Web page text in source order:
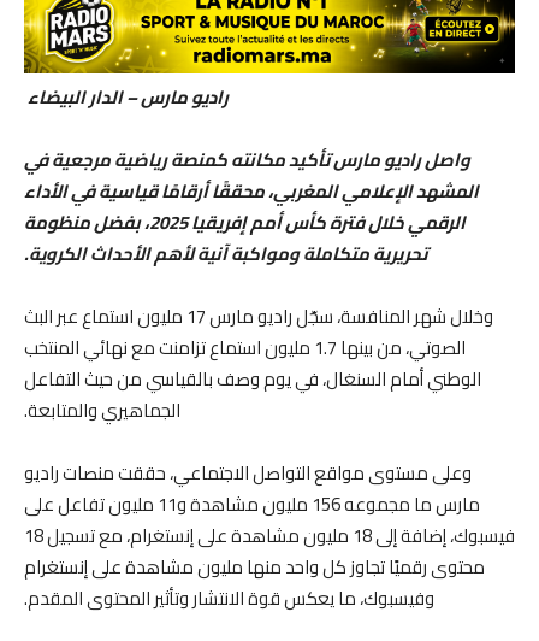
راديو مارس – الدار البيضاء
واصل راديو مارس تأكيد مكانته كمنصة رياضية مرجعية في
المشهد الإعلامي المغربي، محققًا أرقامًا قياسية في الأداء
الرقمي خلال فترة كأس أمم إفريقيا 2025، بفضل منظومة
تحريرية متكاملة ومواكبة آنية لأهم الأحداث الكروية.
وخلال شهر المنافسة، سجّل راديو مارس 17 مليون استماع عبر البث
الصوتي، من بينها 1.7 مليون استماع تزامنت مع نهائي المنتخب
الوطني أمام السنغال، في يوم وصف بالقياسي من حيث التفاعل
الجماهيري والمتابعة.
وعلى مستوى مواقع التواصل الاجتماعي، حققت منصات راديو
مارس ما مجموعه 156 مليون مشاهدة و11 مليون تفاعل على
فيسبوك، إضافة إلى 18 مليون مشاهدة على إنستغرام، مع تسجيل 18
محتوى رقميًا تجاوز كل واحد منها مليون مشاهدة على إنستغرام
وفيسبوك، ما يعكس قوة الانتشار وتأثير المحتوى المقدم.